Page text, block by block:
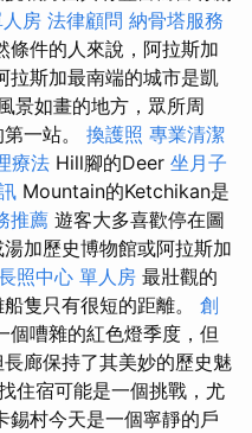
房 法律顧問 納骨塔服務
條件的人來說，阿拉斯加
拉斯加最南端的城市是凱
景如畫的地方，眾所周
一站。 換護照 專業清潔
療法 Hill腳的Deer 坐月子
Mountain的Ketchikan是
推薦 遊客大多喜歡停在圖
加歷史博物館或阿拉斯加
照中心 單人房 最壯觀的
隻只有很短的距離。 創
個嘈雜的紅色燈季度，但
廊保持了其美妙的歷史魅
住宿可能是一個挑戰，尤
錫村今天是一個寧靜的戶